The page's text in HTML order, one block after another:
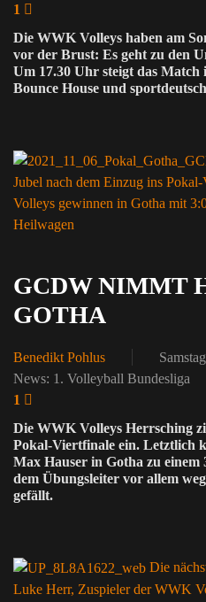
1
Die WWK Volleys haben am
vor der Brust: Es geht zu den
Um 17.30 Uhr steigt das
Bounce House und
Jubel nach dem Einzug ins
Volleys gewinnen in Gotha mit
Heilwagen
GCDW NIMMT
GOTHA
Benedikt Pohlus
News: 1. Volleyball Bundesliga
1
Die WWK Volleys Herrsching
Pokal-Viertfinale ein. Letztlich
Max Hauser in Gotha zu einem
dem Übungsleiter vor allem
gefällt.
Die
Luke Herr, Zuspieler der WWK